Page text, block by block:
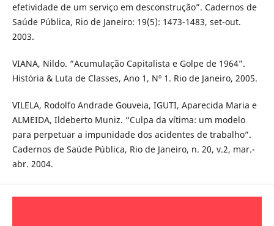
efetividade de um serviço em desconstrução”. Cadernos de
Saúde Pública, Rio de Janeiro: 19(5): 1473-1483, set-out.
2003.
VIANA, Nildo. “Acumulação Capitalista e Golpe de 1964”.
História & Luta de Classes, Ano 1, Nº 1. Rio de Janeiro, 2005.
VILELA, Rodolfo Andrade Gouveia, IGUTI, Aparecida Maria e
ALMEIDA, Ildeberto Muniz. “Culpa da vítima: um modelo
para perpetuar a impunidade dos acidentes de trabalho”.
Cadernos de Saúde Pública, Rio de Janeiro, n. 20, v.2, mar.-
abr. 2004.